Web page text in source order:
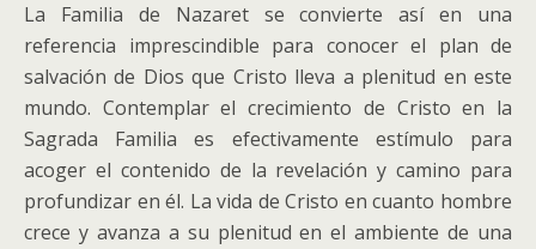
La Familia de Nazaret se convierte así en una
referencia imprescindible para conocer el plan de
salvación de Dios que Cristo lleva a plenitud en este
mundo. Contemplar el crecimiento de Cristo en la
Sagrada Familia es efectivamente estímulo para
acoger el contenido de la revelación y camino para
profundizar en él. La vida de Cristo en cuanto hombre
crece y avanza a su plenitud en el ambiente de una